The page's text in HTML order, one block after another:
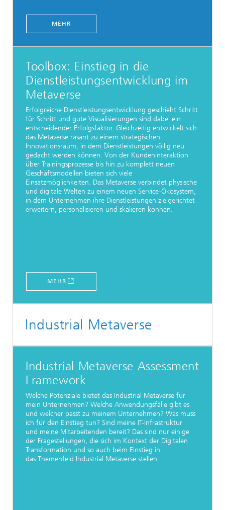
MEHR
Toolbox: Einstieg in die
Dienstleistungsentwicklung im
Metaverse
Erfolgreiche Dienstleistungsentwicklung geschieht Schritt
für Schritt und gute Visualisierungen sind dabei ein
entscheidender Erfolgsfaktor. Gleichzeitig entwickelt sich
das Metaverse rasant zu einem strategischen
Innovationsraum, in dem Dienstleistungen völlig neu
gedacht werden können. Von der Kundeninteraktion
über Trainingsprozesse bis hin zu komplett neuen
Geschäftsmodellen bieten sich viele
Einsatzmöglichkeiten. Das Metaverse verbindet physische
und digitale Welten zu einem neuen Service-Ökosystem,
in dem Unternehmen ihre Dienstleistungen zielgerichtet
erweitern, personalisieren und skalieren können.
MEHR
Industrial Metaverse
​Industrial Metaverse Assessment
Framework
Welche Potenziale bietet das Industrial Metaverse für
mein Unternehmen? Welche Anwendungsfälle gibt es
und welcher passt zu meinem Unternehmen? Was muss
ich für den Einstieg tun? Sind meine IT-Infrastruktur
und meine Mitarbeitenden bereit? Das sind nur einige
der Fragestellungen, die sich im Kontext der Digitalen
Transformation und so auch beim Einstieg in
das Themenfeld Industrial Metaverse stellen.